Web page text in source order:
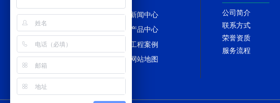
网站首页
新闻中心
冷却塔百科
产品中心
冷却塔配件
工程案例
冷却塔维修
网站地图
公司简介
联系方式
荣誉资质
服务流程